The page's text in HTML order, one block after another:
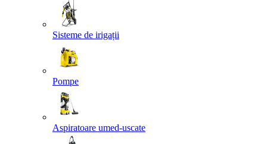
Sisteme de irigații
Pompe
Aspiratoare umed-uscate